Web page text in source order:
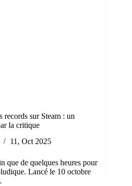
records sur Steam : un
la critique
11, Oct 2025
que de quelques heures pour
Lancé le 10 octobre